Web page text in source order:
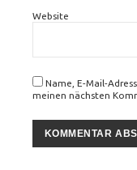
Website
Name, E-Mail-
meinen nächsten